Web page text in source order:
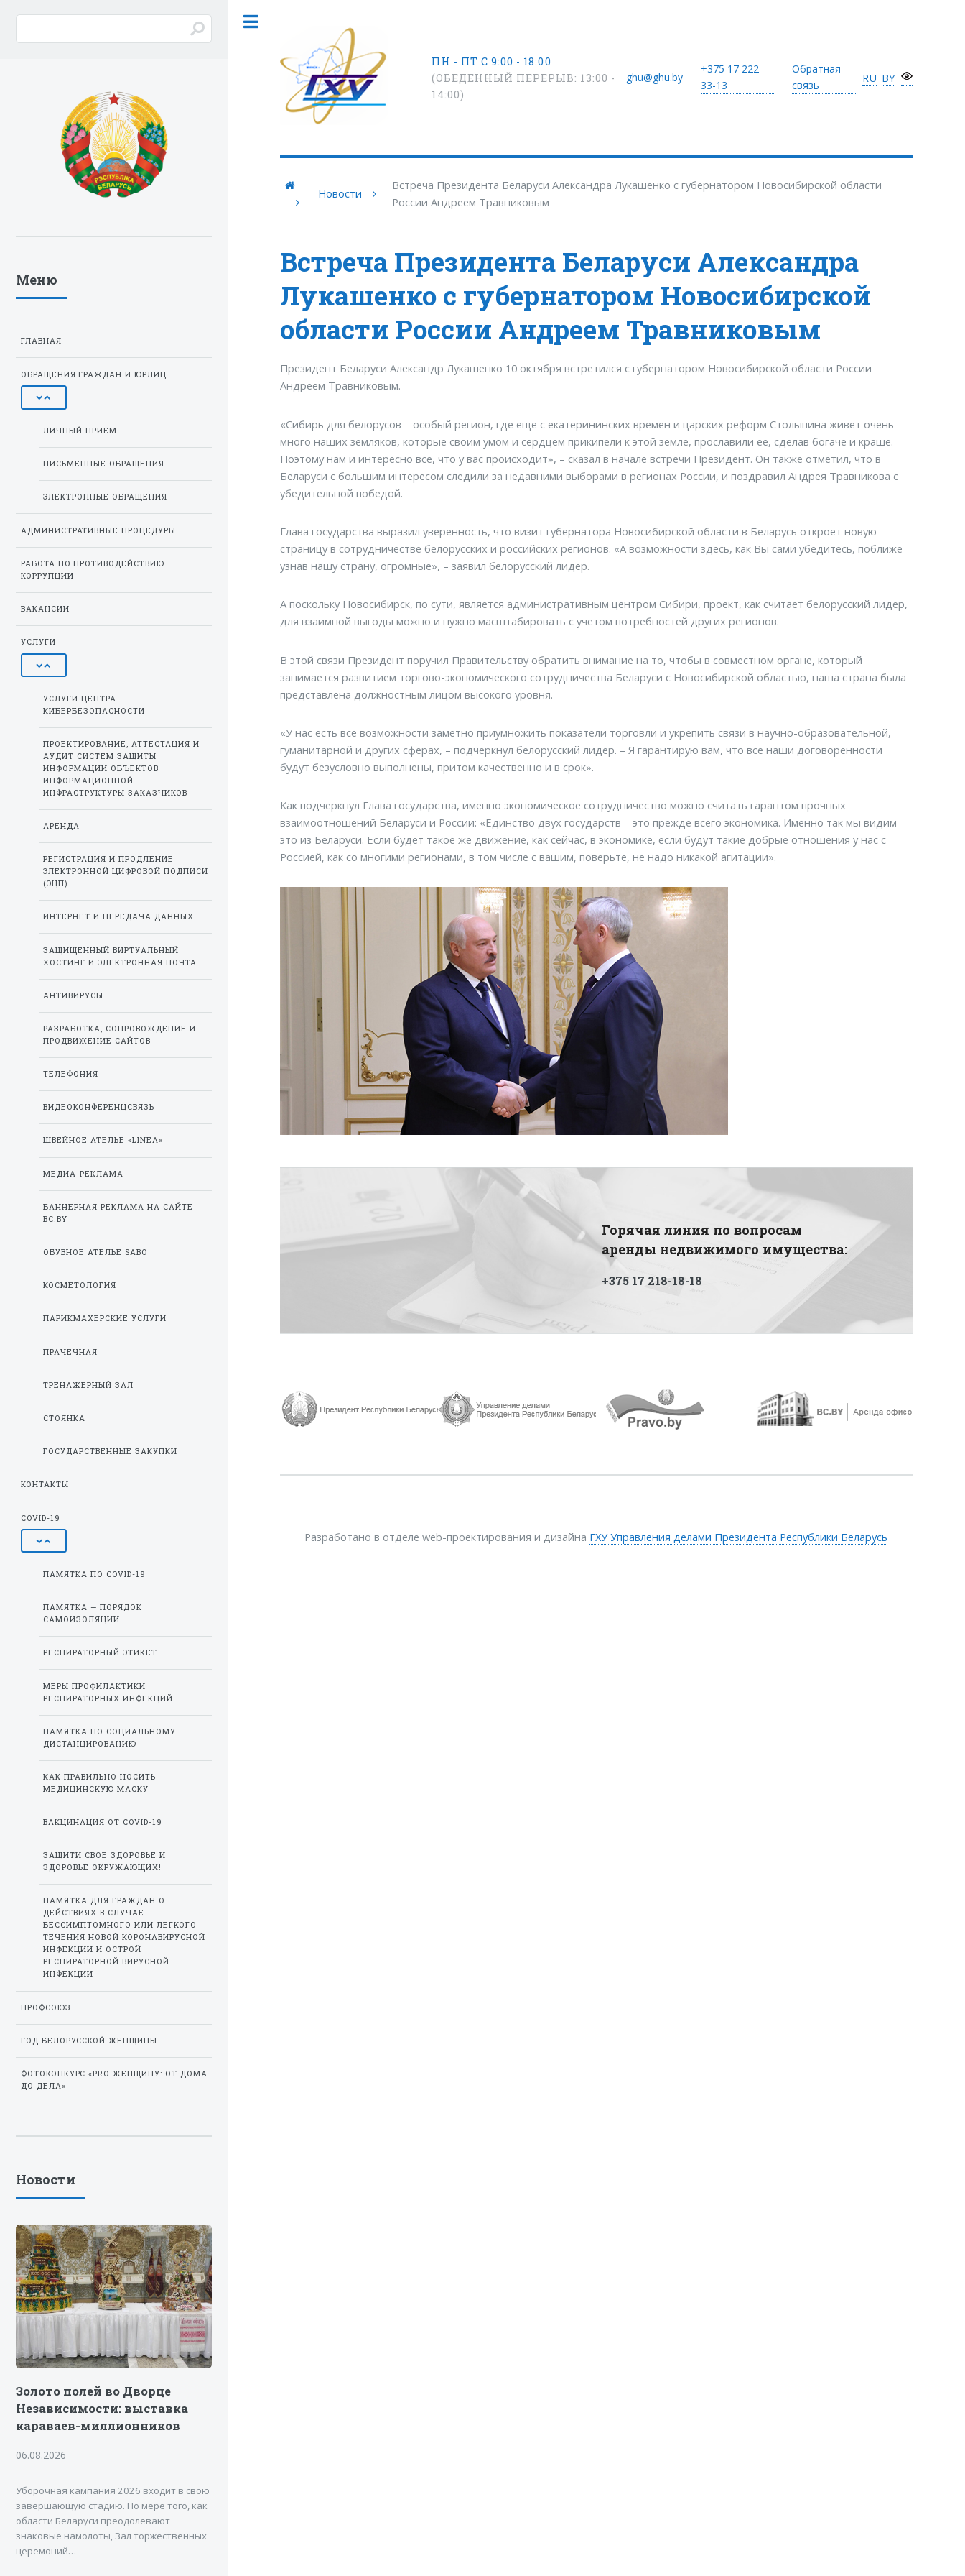
ПН - ПТ С 9:00 - 18:00
(ОБЕДЕННЫЙ ПЕРЕРЫВ: 13:00 -
14:00)
ghu@ghu.by
+375 17 222-
33-13
Обратная
связь
RU BY
Новости
Встреча Президента Беларуси Александра Лукашенко с губернатором Новосибирской области
России Андреем Травниковым
Встреча Президента Беларуси Александра
Лукашенко с губернатором Новосибирской
области России Андреем Травниковым
Президент Беларуси Александр Лукашенко 10 октября встретился с губернатором Новосибирской области России
Андреем Травниковым.
«Сибирь для белорусов – особый регион, где еще с екатерининских времен и царских реформ Столыпина живет очень
много наших земляков, которые своим умом и сердцем прикипели к этой земле, прославили ее, сделав богаче и краше.
Поэтому нам и интересно все, что у вас происходит», – сказал в начале встречи Президент. Он также отметил, что в
Беларуси с большим интересом следили за недавними выборами в регионах России, и поздравил Андрея Травникова с
убедительной победой.
Глава государства выразил уверенность, что визит губернатора Новосибирской области в Беларусь откроет новую
страницу в сотрудничестве белорусских и российских регионов. «А возможности здесь, как Вы сами убедитесь, поближе
узнав нашу страну, огромные», – заявил белорусский лидер.
А поскольку Новосибирск, по сути, является административным центром Сибири, проект, как считает белорусский лидер,
для взаимной выгоды можно и нужно масштабировать с учетом потребностей других регионов.
В этой связи Президент поручил Правительству обратить внимание на то, чтобы в совместном органе, который
занимается развитием торгово-экономического сотрудничества Беларуси с Новосибирской областью, наша страна была
представлена должностным лицом высокого уровня.
«У нас есть все возможности заметно приумножить показатели торговли и укрепить связи в научно-образовательной,
гуманитарной и других сферах, – подчеркнул белорусский лидер. – Я гарантирую вам, что все наши договоренности
будут безусловно выполнены, притом качественно и в срок».
Как подчеркнул Глава государства, именно экономическое сотрудничество можно считать гарантом прочных
взаимоотношений Беларуси и России: «Единство двух государств – это прежде всего экономика. Именно так мы видим
это из Беларуси. Если будет такое же движение, как сейчас, в экономике, если будут такие добрые отношения у нас с
Россией, как со многими регионами, в том числе с вашим, поверьте, не надо никакой агитации».
Горячая линия по вопросам
аренды недвижимого имущества:
+375 17 218-18-18
Разработано в отделе web-проектирования и дизайна ГХУ Управления делами Президента Республики Беларусь
Меню
ГЛАВНАЯ
ОБРАЩЕНИЯ ГРАЖДАН И ЮРЛИЦ
ЛИЧНЫЙ ПРИЕМ
ПИСЬМЕННЫЕ ОБРАЩЕНИЯ
ЭЛЕКТРОННЫЕ ОБРАЩЕНИЯ
АДМИНИСТРАТИВНЫЕ ПРОЦЕДУРЫ
РАБОТА ПО ПРОТИВОДЕЙСТВИЮ
КОРРУПЦИИ
ВАКАНСИИ
УСЛУГИ
УСЛУГИ ЦЕНТРА
КИБЕРБЕЗОПАСНОСТИ
ПРОЕКТИРОВАНИЕ, АТТЕСТАЦИЯ И
АУДИТ СИСТЕМ ЗАЩИТЫ
ИНФОРМАЦИИ ОБЪЕКТОВ
ИНФОРМАЦИОННОЙ
ИНФРАСТРУКТУРЫ ЗАКАЗЧИКОВ
АРЕНДА
РЕГИСТРАЦИЯ И ПРОДЛЕНИЕ
ЭЛЕКТРОННОЙ ЦИФРОВОЙ ПОДПИСИ
(ЭЦП)
ИНТЕРНЕТ И ПЕРЕДАЧА ДАННЫХ
ЗАЩИЩЕННЫЙ ВИРТУАЛЬНЫЙ
ХОСТИНГ И ЭЛЕКТРОННАЯ ПОЧТА
АНТИВИРУСЫ
РАЗРАБОТКА, СОПРОВОЖДЕНИЕ И
ПРОДВИЖЕНИЕ САЙТОВ
ТЕЛЕФОНИЯ
ВИДЕОКОНФЕРЕНЦСВЯЗЬ
ШВЕЙНОЕ АТЕЛЬЕ «LINEA»
МЕДИА-РЕКЛАМА
БАННЕРНАЯ РЕКЛАМА НА САЙТЕ
BC.BY
ОБУВНОЕ АТЕЛЬЕ SABO
КОСМЕТОЛОГИЯ
ПАРИКМАХЕРСКИЕ УСЛУГИ
ПРАЧЕЧНАЯ
ТРЕНАЖЕРНЫЙ ЗАЛ
СТОЯНКА
ГОСУДАРСТВЕННЫЕ ЗАКУПКИ
КОНТАКТЫ
COVID-19
ПАМЯТКА ПО COVID-19
ПАМЯТКА — ПОРЯДОК
САМОИЗОЛЯЦИИ
РЕСПИРАТОРНЫЙ ЭТИКЕТ
МЕРЫ ПРОФИЛАКТИКИ
РЕСПИРАТОРНЫХ ИНФЕКЦИЙ
ПАМЯТКА ПО СОЦИАЛЬНОМУ
ДИСТАНЦИРОВАНИЮ
КАК ПРАВИЛЬНО НОСИТЬ
МЕДИЦИНСКУЮ МАСКУ
ВАКЦИНАЦИЯ ОТ COVID-19
ЗАЩИТИ СВОЕ ЗДОРОВЬЕ И
ЗДОРОВЬЕ ОКРУЖАЮЩИХ!
ПАМЯТКА ДЛЯ ГРАЖДАН О
ДЕЙСТВИЯХ В СЛУЧАЕ
БЕССИМПТОМНОГО ИЛИ ЛЕГКОГО
ТЕЧЕНИЯ НОВОЙ КОРОНАВИРУСНОЙ
ИНФЕКЦИИ И ОСТРОЙ
РЕСПИРАТОРНОЙ ВИРУСНОЙ
ИНФЕКЦИИ
ПРОФСОЮЗ
ГОД БЕЛОРУССКОЙ ЖЕНЩИНЫ
ФОТОКОНКУРС «PRO-ЖЕНЩИНУ: ОТ ДОМА
ДО ДЕЛА»
Новости
Золото полей во Дворце
Независимости: выставка
караваев-миллионников
06.08.2026
Уборочная кампания 2026 входит в свою
завершающую стадию. По мере того, как
области Беларуси преодолевают
знаковые намолоты, Зал торжественных
церемоний…